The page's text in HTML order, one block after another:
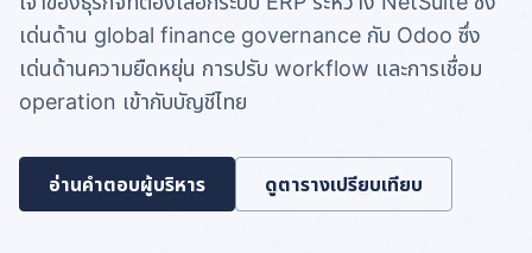
เด่นด้าน global finance governance กับ Odoo ซึ่ง
เด่นด้านความยืดหยุ่น การปรับ workflow และการเชื่อม
operation เข้ากับบัญชีไทย
อ่านคำตอบผู้บริหาร ดูตารางเปรียบเทียบ